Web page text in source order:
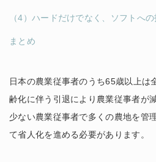
日本の農業従事者のうち65歳以上は
齢化に伴う引退により農業従事者が
少ない農業従事者で多くの農地を管
て省人化を進める必要があります。
（4）ハードだけでなく、ソフトへ
まとめ